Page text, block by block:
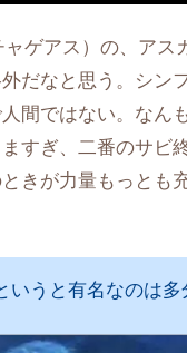
ャゲアス）の、ア
だなと思う。シン
間ではない。なん
すぎ、二番のサビ
きが力量もっとも
いうと有名なのは多